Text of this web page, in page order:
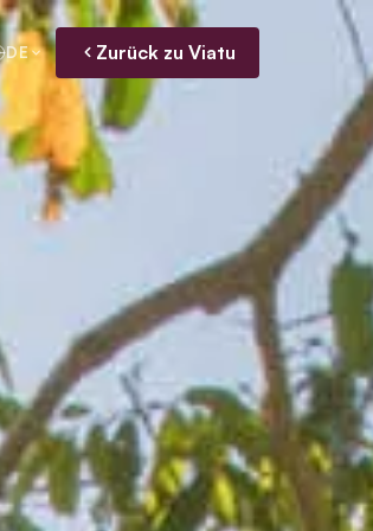
DE Zurück zu Viatu